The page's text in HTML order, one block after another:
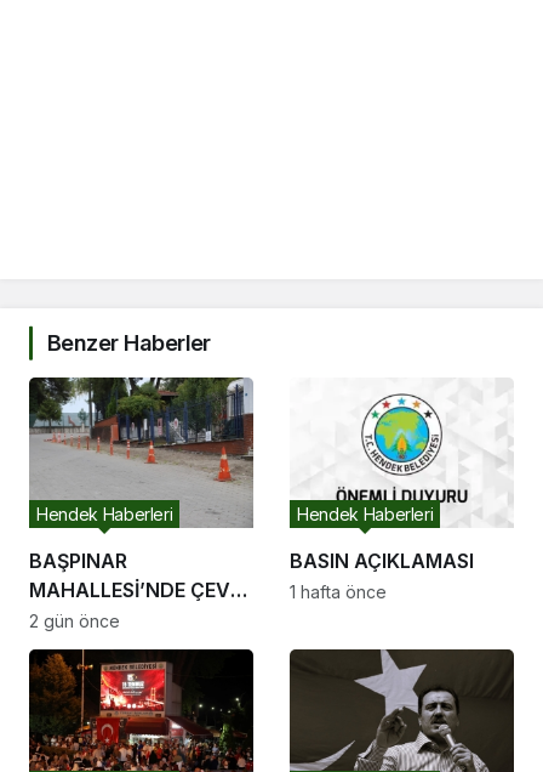
Benzer Haberler
BAŞPINAR
MAHALLESİ’NDE ÇEVRE
DÜZENLEME
ÇALIŞMALARI
SÜRÜYOR
Hendek Haberleri
2 gün önce
BASIN AÇIKLAMASI
Hendek Haberleri
1 hafta önce